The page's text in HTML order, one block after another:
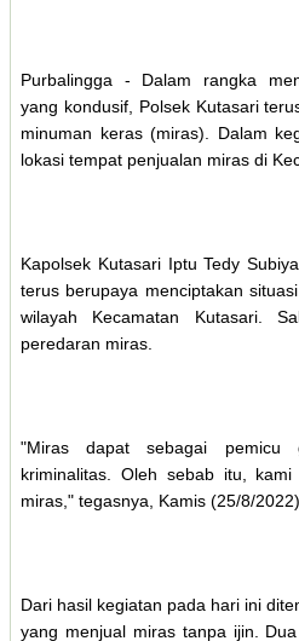
Purbalingga - Dalam rangka
yang kondusif, Polsek Kutasari
minuman keras (miras). Dalam
lokasi tempat penjualan miras di
Kapolsek Kutasari Iptu Tedy
terus berupaya menciptakan
wilayah Kecamatan Kutasari.
peredaran miras.
"Miras dapat sebagai pemicu
kriminalitas. Oleh sebab itu,
miras," tegasnya, Kamis (25/8/2022).
Dari hasil kegiatan pada hari ini
yang menjual miras tanpa ijin.